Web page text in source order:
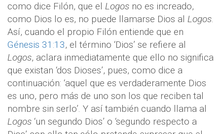
como dice Filón, que el Logos no es increado,
como Dios lo es, no puede llamarse Dios al Logos.
Así, cuando el propio Filón entiende que en
Génesis 31:13, el término ‘Dios’ se refiere al
Logos, aclara inmediatamente que ello no significa
que existan ‘dos Dioses’, pues, como dice a
continuación: ‘aquel que es verdaderamente Dios
es uno, pero más de uno son los que reciben tal
nombre sin serlo’. Y así también cuando llama al
Logos ‘un segundo Dios’ o ‘segundo respecto a